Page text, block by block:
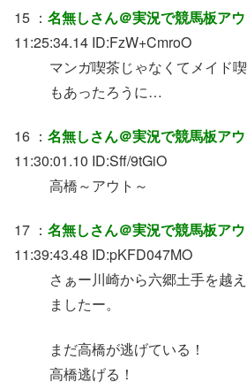
15 ： 名無しさん＠実況で競馬板アウ
11:25:34.14 ID:FzW+CmroO
マンガ喫茶じゃなくてメイド
もあったろうに…
16 ： 名無しさん＠実況で競馬板アウ
11:30:01.10 ID:Sff/9tGiO
高橋～アウト～
17 ： 名無しさん＠実況で競馬板アウ
11:39:43.48 ID:pKFD047MO
さぁー川崎から六郷土手を越
ましたー。
まだ高橋が逃げている！
高橋逃げる！